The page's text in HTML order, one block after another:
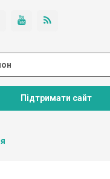
Підтримати сайт